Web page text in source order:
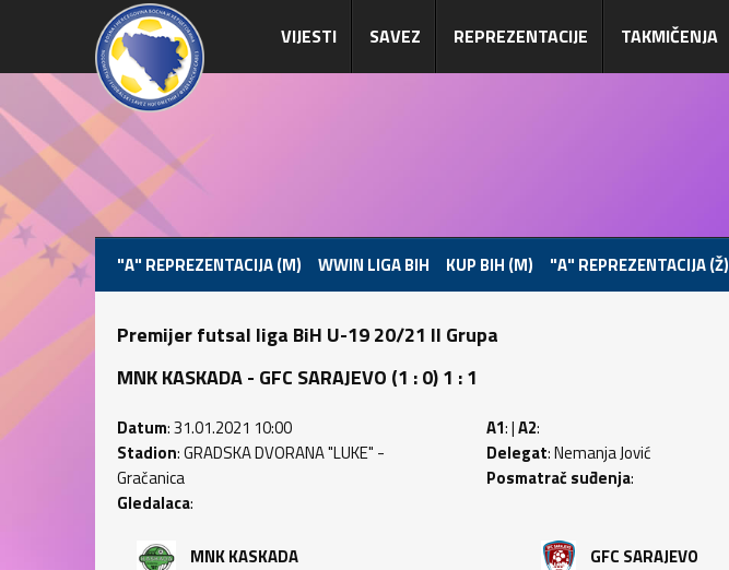
VIJESTI SAVEZ REPREZENTACIJE TAKMIČENJA
"A" REPREZENTACIJA (M) WWIN LIGA BIH KUP BIH (M) "A" REPREZENTACIJA (Ž)
Premijer futsal liga BiH U-19 20/21 II Grupa
MNK KASKADA - GFC SARAJEVO (1 : 0) 1 : 1
Datum: 31.01.2021 10:00
Stadion: GRADSKA DVORANA "LUKE" -
Gračanica
Gledalaca:
A1: |A2:
Delegat: Nemanja Jović
Posmatrač suđenja:
MNK KASKADA GFC SARAJEVO